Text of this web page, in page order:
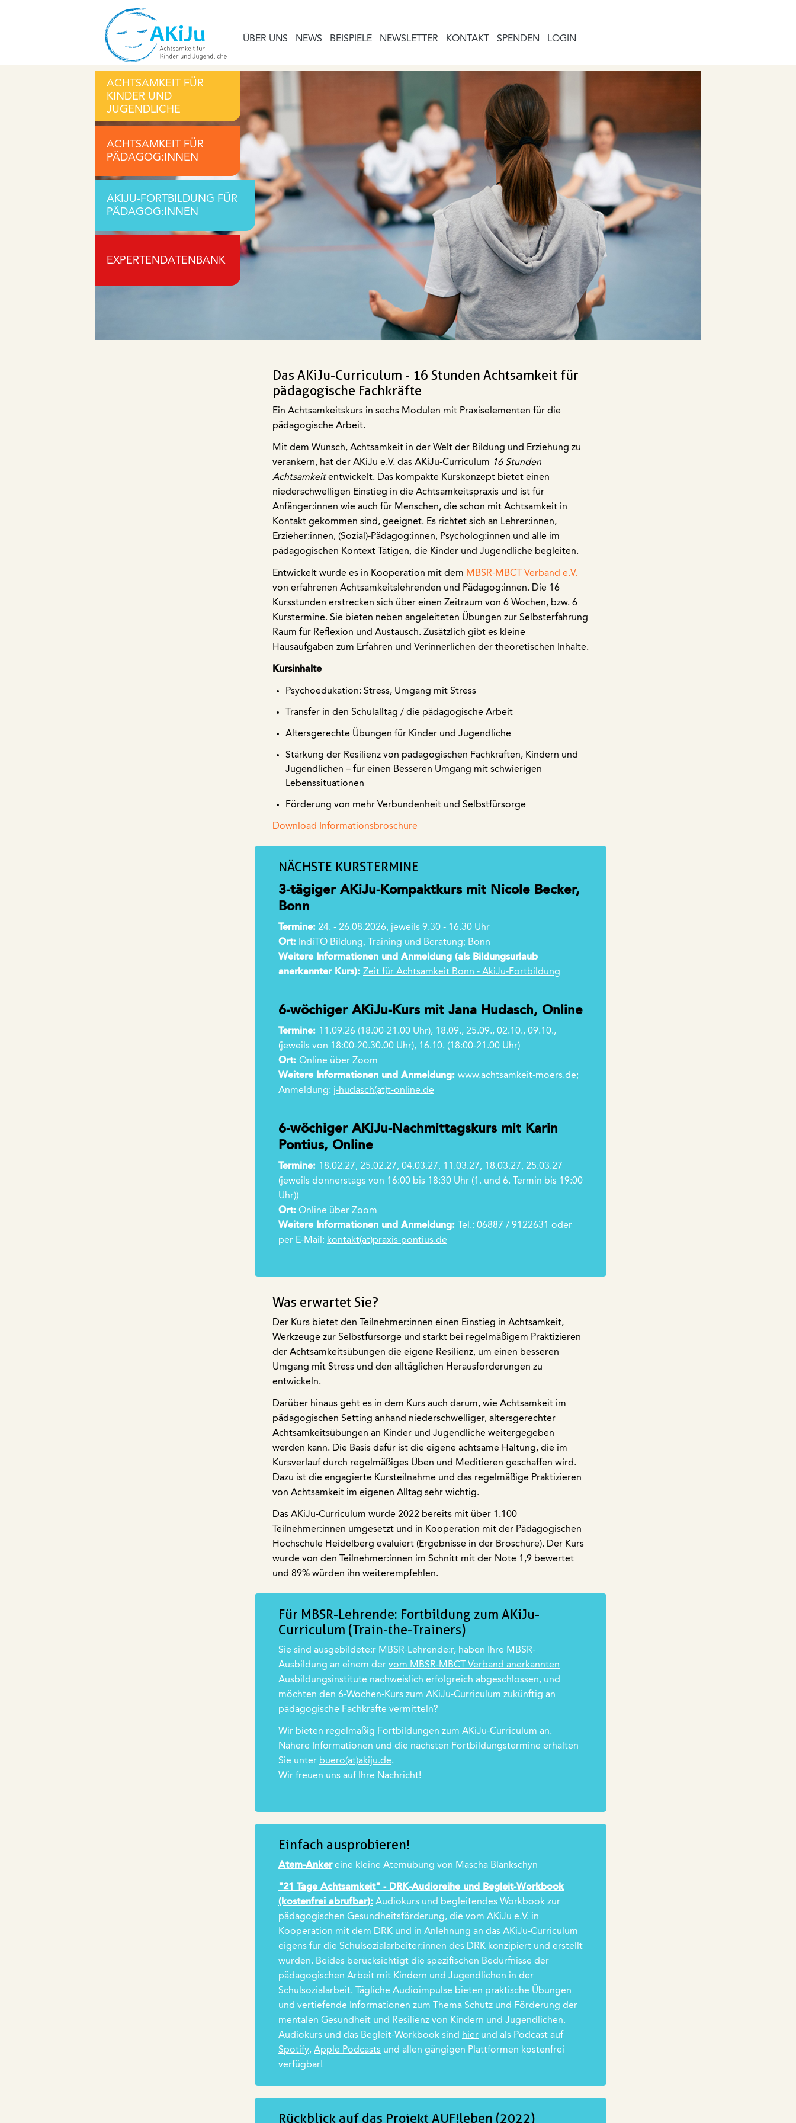
ÜBER UNS NEWS BEISPIELE NEWSLETTER KONTAKT SPENDEN LOGIN
ACHTSAMKEIT FÜR
KINDER UND
JUGENDLICHE
ACHTSAMKEIT FÜR
PÄDAGOG:INNEN
AKIJU-FORTBILDUNG FÜR
PÄDAGOG:INNEN
EXPERTENDATENBANK
Das AKiJu-Curriculum - 16 Stunden Achtsamkeit für
pädagogische Fachkräfte
Ein Achtsamkeitskurs in sechs Modulen mit Praxiselementen für die
pädagogische Arbeit.
Mit dem Wunsch, Achtsamkeit in der Welt der Bildung und Erziehung zu
verankern, hat der AKiJu e.V. das AKiJu-Curriculum 16 Stunden
Achtsamkeitentwickelt. Das kompakte Kurskonzept bietet einen
niederschwelligen Einstieg in die Achtsamkeitspraxis und ist für
Anfänger:innen wie auch für Menschen, die schon mit Achtsamkeit in
Kontakt gekommen sind, geeignet. Es richtet sich an Lehrer:innen,
Erzieher:innen, (Sozial)-Pädagog:innen, Psycholog:innen und alle im
pädagogischen Kontext Tätigen, die Kinder und Jugendliche begleiten.
Entwickelt wurde es in Kooperation mit dem MBSR-MBCT Verband e.V.
von erfahrenen Achtsamkeitslehrenden und Pädagog:innen. Die 16
Kursstunden erstrecken sich über einen Zeitraum von 6 Wochen, bzw. 6
Kurstermine. Sie bieten neben angeleiteten Übungen zur Selbsterfahrung
Raum für Reflexion und Austausch. Zusätzlich gibt es kleine
Hausaufgaben zum Erfahren und Verinnerlichen der theoretischen Inhalte.
Kursinhalte
Psychoedukation: Stress, Umgang mit Stress
Transfer in den Schulalltag / die pädagogische Arbeit
Altersgerechte Übungen für Kinder und Jugendliche
Stärkung der Resilienz von pädagogischen Fachkräften, Kindern und
Jugendlichen – für einen Besseren Umgang mit schwierigen
Lebenssituationen
Förderung von mehr Verbundenheit und Selbstfürsorge
Download Informationsbroschüre
NÄCHSTE KURSTERMINE
3-tägiger AKiJu-Kompaktkurs mit Nicole Becker,
Bonn
Termine: 24. - 26.08.2026, jeweils 9.30 - 16.30 Uhr
Ort: IndiTO Bildung, Training und Beratung; Bonn
Weitere Informationen und Anmeldung (als Bildungsurlaub
anerkannter Kurs): Zeit für Achtsamkeit Bonn - AkiJu-Fortbildung
6-wöchiger AKiJu-Kurs mit Jana Hudasch, Online
Termine: 11.09.26 (18.00-21.00 Uhr), 18.09., 25.09., 02.10., 09.10.,
(jeweils von 18:00-20.30.00 Uhr), 16.10. (18:00-21.00 Uhr)
Ort: Online über Zoom
Weitere Informationen und Anmeldung: www.achtsamkeit-moers.de;
Anmeldung: j-hudasch(at)t-online.de
6-wöchiger AKiJu-Nachmittagskurs mit Karin
Pontius, Online
Termine: 18.02.27, 25.02.27, 04.03.27, 11.03.27, 18.03.27, 25.03.27
(jeweils donnerstags von 16:00 bis 18:30 Uhr (1. und 6. Termin bis 19:00
Uhr))
Ort: Online über Zoom
Weitere Informationen und Anmeldung:
Tel.: 06887 / 9122631 oder
per E-Mail: kontakt(at)praxis-pontius.de
Was erwartet Sie?
Der Kurs bietet den Teilnehmer:innen einen Einstieg in Achtsamkeit,
Werkzeuge zur Selbstfürsorge und stärkt bei regelmäßigem Praktizieren
der Achtsamkeitsübungen die eigene Resilienz, um einen besseren
Umgang mit Stress und den alltäglichen Herausforderungen zu
entwickeln.
Darüber hinaus geht es in dem Kurs auch darum, wie Achtsamkeit im
pädagogischen Setting anhand niederschwelliger, altersgerechter
Achtsamkeitsübungen an Kinder und Jugendliche weitergegeben
werden kann. Die Basis dafür ist die eigene achtsame Haltung, die im
Kursverlauf durch regelmäßiges Üben und Meditieren geschaffen wird.
Dazu ist die engagierte Kursteilnahme und das regelmäßige Praktizieren
von Achtsamkeit im eigenen Alltag sehr wichtig.
Das AKiJu-Curriculum wurde 2022 bereits mit über 1.100
Teilnehmer:innen umgesetzt und in Kooperation mit der Pädagogischen
Hochschule Heidelberg evaluiert (Ergebnisse in der Broschüre). Der Kurs
wurde von den Teilnehmer:innen im Schnitt mit der Note 1,9 bewertet
und 89% würden ihn weiterempfehlen.
Für MBSR-Lehrende: Fortbildung zum AKiJu-
Curriculum (Train-the-Trainers)
Sie sind ausgebildete:r MBSR-Lehrende:r, haben Ihre MBSR-
Ausbildung an einem der vom MBSR-MBCT Verband anerkannten
Ausbildungsinstitute nachweislich erfolgreich abgeschlossen, und
möchten den 6-Wochen-Kurs zum AKiJu-Curriculum zukünftig an
pädagogische Fachkräfte vermitteln?
Wir bieten regelmäßig Fortbildungen zum AKiJu-Curriculum an.
Nähere Informationen und die nächsten Fortbildungstermine erhalten
Sie unter buero(at)akiju.de.
Wir freuen uns auf Ihre Nachricht!
Einfach ausprobieren!
Atem-Ankereine kleine Atemübung von Mascha Blankschyn
"21 Tage Achtsamkeit" - DRK-Audioreihe und Begleit-Workbook
(kostenfrei abrufbar): Audiokurs und begleitendes Workbook zur
pädagogischen Gesundheitsförderung, die vom AKiJu e.V. in
Kooperation mit dem DRK und in Anlehnung an das AKiJu-Curriculum
eigens für die Schulsozialarbeiter:innen des DRK konzipiert und erstellt
wurden. Beides berücksichtigt die spezifischen Bedürfnisse der
pädagogischen Arbeit mit Kindern und Jugendlichen in der
Schulsozialarbeit. Tägliche Audioimpulse bieten praktische Übungen
und vertiefende Informationen zum Thema Schutz und Förderung der
mentalen Gesundheit und Resilienz von Kindern und Jugendlichen.
Audiokurs und das Begleit-Workbook sind hier und als Podcast auf
Spotify, Apple Podcasts und allen gängigen Plattformen kostenfrei
verfügbar!
Rückblick auf das Projekt AUF!leben (2022)